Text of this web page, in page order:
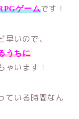
ゲームです！
いので、
うちに
ゃいます！
ている時間なん